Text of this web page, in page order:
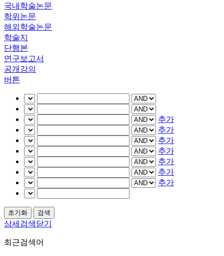
국내학술논문
학위논문
해외학술논문
학술지
단행본
연구보고서
공개강의
버튼
추가
추가
추가
추가
추가
추가
추가
상세검색닫기
최근검색어